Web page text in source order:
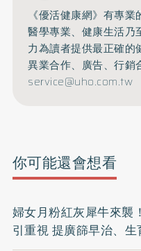
《優活健康網》有專
醫學專業、健康生活乃
力為讀者提供最正確的
異業合作、廣告、行銷
service@uho.com.tw
你可能還會想看
婦女月粉紅灰犀牛來襲
引重視 提廣篩早治、